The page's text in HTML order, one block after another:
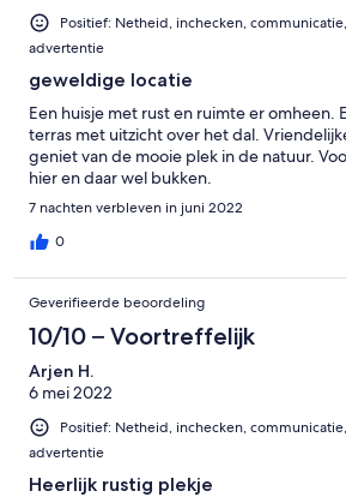
Positief: Netheid, inchecken,
advertentie
geweldige locatie
Een huisje met rust en ruimte er omheen.
terras met uitzicht over het dal.
geniet van de mooie plek in de natuur.
hier en daar wel bukken.
7 nachten verbleven in juni 2022
0
Geverifieerde beoordeling
10/10 – Voortreffelijk
Arjen H.
6 mei 2022
Positief: Netheid, inchecken,
advertentie
Heerlijk rustig plekje